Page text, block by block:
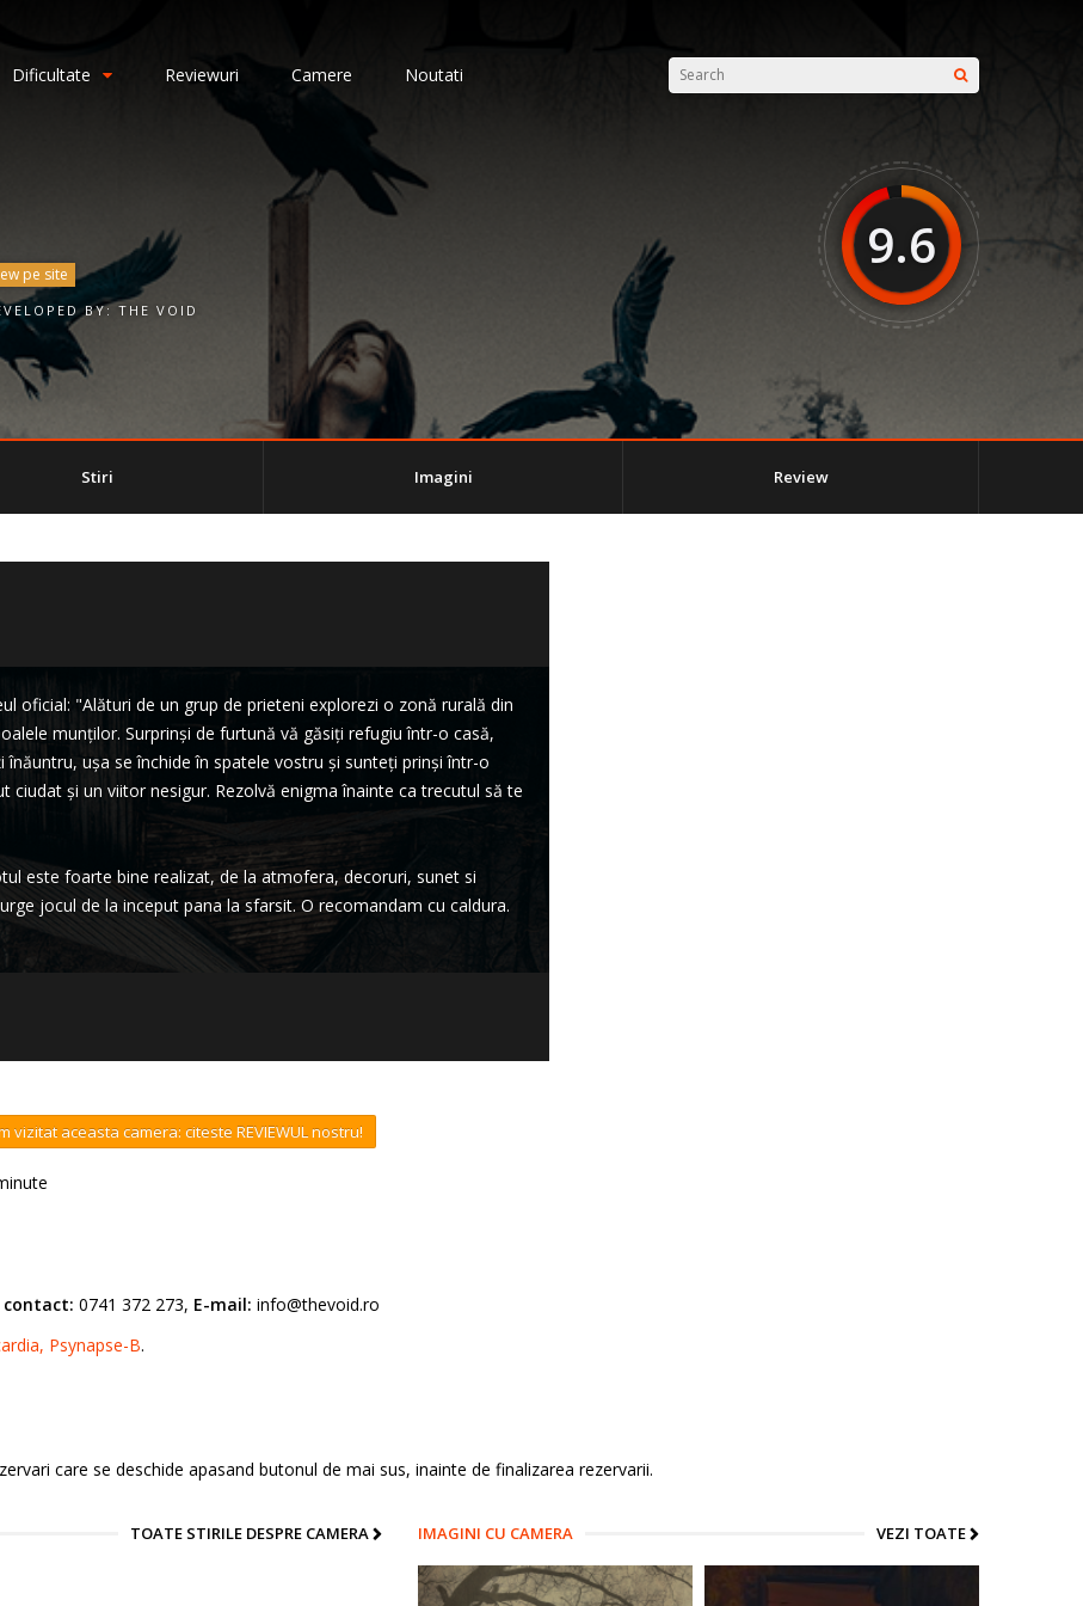
Dificultate Reviewuri Camere Noutati
pe site
BY: THE VOID
9.6
Stiri Imagini Review
oficial: "Alături de un grup de prieteni explorezi o zonă rurală din
munților. Surprinși de furtună vă găsiți refugiu într-o casă,
ușa se închide în spatele vostru și sunteți prinși într-o
ciudat și un viitor nesigur. Rezolvă enigma înainte ca trecutul să te
este foarte bine realizat, de la atmofera, decoruri, sunet si
jocul de la inceput pana la sfarsit. O recomandam cu caldura.
vizitat aceasta camera: citeste REVIEWUL nostru!
0741 372 273, E-mail: info@thevoid.ro
Psynapse-B.
care se deschide apasand butonul de mai sus, inainte de finalizarea rezervarii.
TOATE STIRILE DESPRE CAMERA IMAGINI CU CAMERA VEZI TOATE